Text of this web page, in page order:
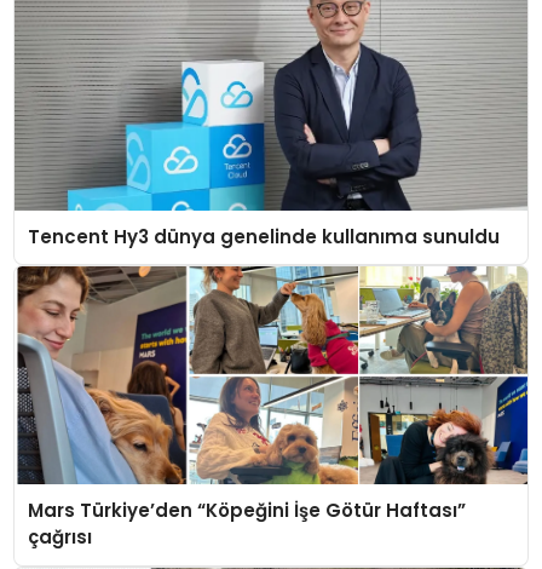
Tencent Hy3 dünya genelinde kullanıma sunuldu
Mars Türkiye’den “Köpeğini İşe Götür Haftası”
çağrısı